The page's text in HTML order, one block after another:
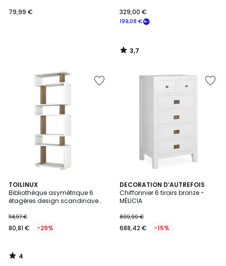
79,99 €
199,08 €
329,00 €
3,7
/
TOILINUX
Bibliothèque asymétrique 6
étagères design scandinave
114,97 €
80,81 € -29%
4
/
5
4
/
DECORATION D’AUTREFOIS
Chiffonnier 6 tiroirs bronze -
MÉLICIA
809,90 €
688,42 € -15%